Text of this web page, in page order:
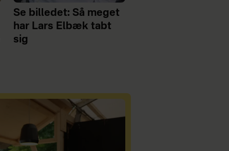
Se billedet: Så meget
har Lars Elbæk tabt
sig